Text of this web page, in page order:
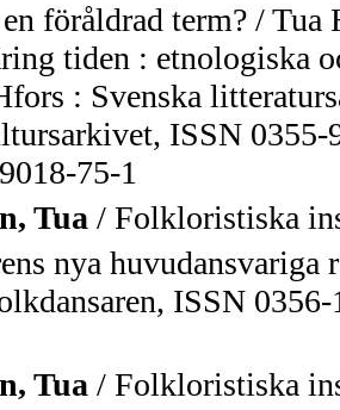
föråldrad term? / Tua
tiden : etnologiska
: Svenska
ISSN 0355-
75-1
Tua / Folkloristiska
nya huvudansvariga
ISSN
Tua / Folkloristiska